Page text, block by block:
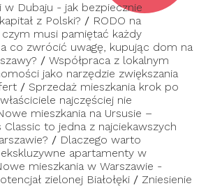
w Dubaju - jak bezpiecznie
z Polski? / RODO na
musi pamiętać każdy
co zwrócić uwagę, kupując dom na
/ Współpraca z lokalnym
jako narzędzie zwiększania
/ Sprzedaż mieszkania krok po
najczęściej nie
mieszkania na Ursusie –
Classic to jedna z najciekawszych
/ Dlaczego warto
apartamenty w
mieszkania w Warszawie -
zielonej Białołęki / Zniesienie